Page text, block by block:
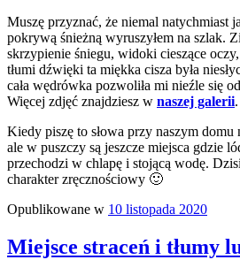
Muszę przyznać, że niemal natychmiast
pokrywą śnieżną wyruszyłem na szlak.
skrzypienie śniegu, widoki cieszące
tłumi dźwięki ta miękka cisza była
cała wędrówka pozwoliła mi nieźle się
Więcej zdjęć znajdziesz w naszej galerii.
Kiedy piszę to słowa przy naszym domu
ale w puszczy są jeszcze miejsca gdzie
przechodzi w chlapę i stojącą wodę.
charakter zręcznościowy 🙂
Opublikowane w 10 listopada 2020
Miejsce straceń i tłumy